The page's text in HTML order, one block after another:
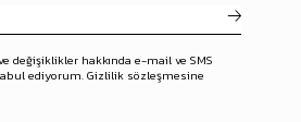
değişiklikler hakkında e-mail ve SMS
ediyorum. Gizlilik sözleşmesine